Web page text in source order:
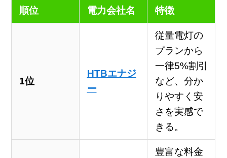
順位 電力会社名 特徴
1位
HTBエナジ
ー
従量電灯の
プランから
一律5%割引
など、分か
りやすく安
さを実感で
きる。
豊富な料金